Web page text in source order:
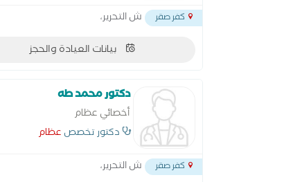
كفر صقر ش التحرير،
بيانات العيادة والحجز
دكتور محمد طه
أخصائي عظام
دكتور تخصص عظام
كفر صقر ش التحرير،